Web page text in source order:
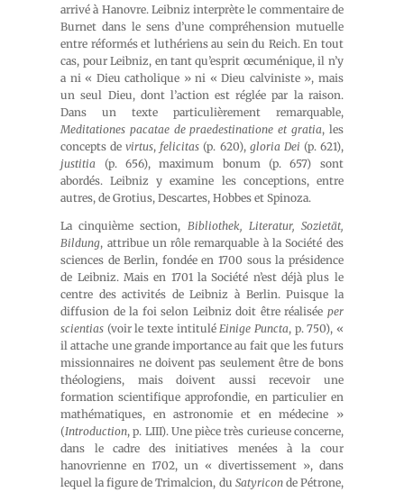
arrivé à Hanovre. Leibniz interprète le commentaire de
Burnet dans le sens d’une compréhension mutuelle
entre réformés et luthériens au sein du Reich. En tout
cas, pour Leibniz, en tant qu’esprit œcuménique, il n’y
a ni « Dieu catholique » ni « Dieu calviniste », mais
un seul Dieu, dont l’action est réglée par la raison.
Dans un texte particulièrement remarquable,
Meditationes pacatae de praedestinatione et gratia, les
concepts devirtus, felicitas (p. 620), gloria Dei (p. 621),
justitia (p. 656), maximum bonum (p. 657) sont
abordés. Leibniz y examine les conceptions, entre
autres, de Grotius, Descartes, Hobbes et Spinoza.
La cinquième section, Bibliothek, Literatur, Sozietät,
Bildung, attribue un rôle remarquable à la Société des
sciences de Berlin, fondée en 1700 sous la présidence
de Leibniz. Mais en 1701 la Société n’est déjà plus le
centre des activités de Leibniz à Berlin. Puisque la
diffusion de la foi selon Leibniz doit être réalisée per
scientias (voir le texte intituléEinige Puncta, p. 750), «
il attache une grande importance au fait que les futurs
missionnaires ne doivent pas seulement être de bons
théologiens, mais doivent aussi recevoir une
formation scientifique approfondie, en particulier en
mathématiques, en astronomie et en médecine »
(Introduction, p. LIII). Une pièce très curieuse concerne,
dans le cadre des initiatives menées à la cour
hanovrienne en 1702, un « divertissement », dans
lequel la figure de Trimalcion, du Satyriconde Pétrone,